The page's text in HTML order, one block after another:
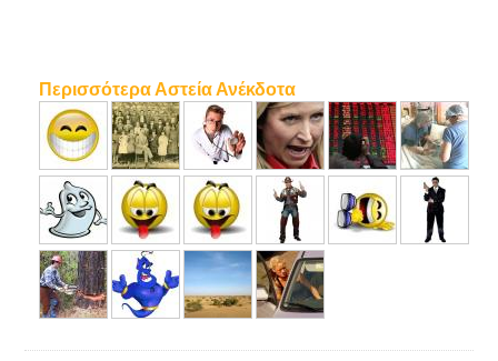
Περισσότερα Αστεία Ανέκδοτα